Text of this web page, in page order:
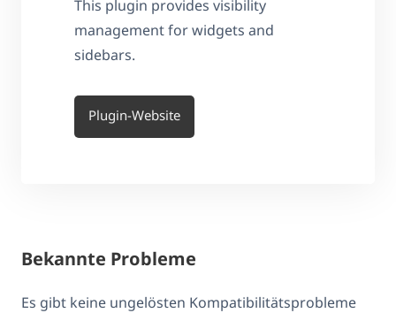
This plugin provides visibility
management for widgets and
sidebars.
Plugin-Website
Bekannte Probleme
Es gibt keine ungelösten Kompatibilitätsprobleme